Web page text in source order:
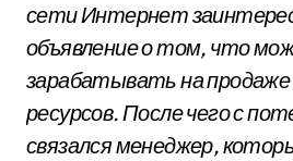
сети Интернет
объявление о том, что
зарабатывать на
ресурсов. После чего с
связался менеджер,